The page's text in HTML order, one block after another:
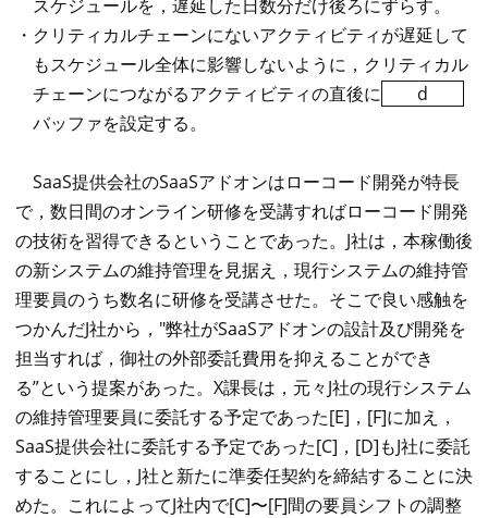
スケジュールを，遅延した日数分だけ後ろにずらす。
・クリティカルチェーンにないアクティビティが遅延して
もスケジュール全体に影響しないように，クリティカル
チェーンにつながるアクティビティの直後に d
バッファを設定する。
SaaS提供会社のSaaSアドオンはローコード開発が特長
で，数日間のオンライン研修を受講すればローコード開発
の技術を習得できるということであった。J社は，本稼働後
の新システムの維持管理を見据え，現行システムの維持管
理要員のうち数名に研修を受講させた。そこで良い感触を
つかんだJ社から，"弊社がSaaSアドオンの設計及び開発を
担当すれば，御社の外部委託費用を抑えることができ
る”という提案があった。X課長は，元々J社の現行システム
の維持管理要員に委託する予定であった[E]，[F]に加え，
SaaS提供会社に委託する予定であった[C]，[D]もJ社に委託
することにし，J社と新たに準委任契約を締結することに決
めた。これによってJ社内で[C]〜[F]間の要員シフトの調整